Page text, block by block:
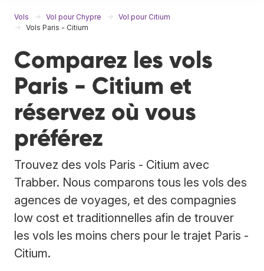
Vols Vol pour Chypre
Vol pour Citium
Vols Paris - Citium
Comparez les vols
Paris - Citium et
réservez où vous
préférez
Trouvez des vols Paris - Citium avec
Trabber. Nous comparons tous les vols des
agences de voyages, et des compagnies
low cost et traditionnelles afin de trouver
les vols les moins chers pour le trajet Paris -
Citium.